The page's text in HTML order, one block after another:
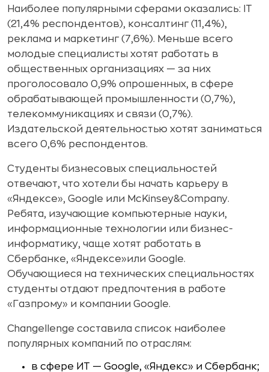
Наиболее популярными сферами оказались: IT
(21,4% респондентов), консалтинг (11,4%),
реклама и маркетинг (7,6%). Меньше всего
молодые специалисты хотят работать в
общественных организациях — за них
проголосовало 0,9% опрошенных, в сфере
обрабатывающей промышленности (0,7%),
телекоммуникациях и связи (0,7%).
Издательской деятельностью хотят заниматься
всего 0,6% респондентов.
Студенты бизнесовых специальностей
отвечают, что хотели бы начать карьеру в
«Яндексе», Google или McKinsey&Company.
Ребята, изучающие компьютерные науки,
информационные технологии или бизнес-
информатику, чаще хотят работать в
Сбербанке, «Яндексе»или Google.
Обучающиеся на технических специальностях
студенты отдают предпочтения в работе
«Газпрому» и компании Google.
Changellenge составила список наиболее
популярных компаний по отраслям:
в сфере ИT — Google, «Яндекс» и Сбербанк;